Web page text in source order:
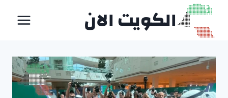
التجاوز
المحتوى
الكويت الان